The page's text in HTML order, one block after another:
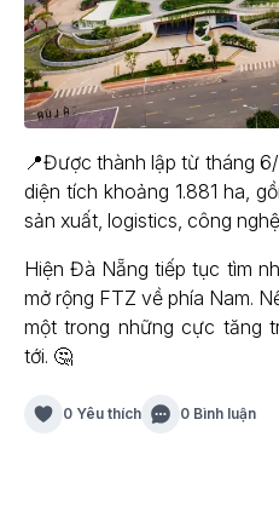
📍Được thành lập từ tháng
diện tích khoảng 1.881 ha,
sản xuất, logistics, công
Hiện Đà Nẵng tiếp tục tìm
mở rộng FTZ về phía Nam.
một trong những cực tăng
tới. 🤔
0 Yêu thích 0 Bình luận